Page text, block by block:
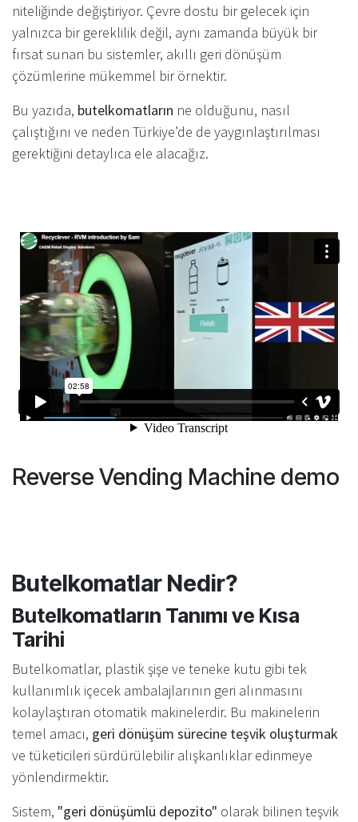
niteliğinde değiştiriyor. Çevre dostu bir gelecek için
yalnızca bir gereklilik değil, aynı zamanda büyük bir
fırsat sunan bu sistemler, akıllı geri dönüşüm
çözümlerine mükemmel bir örnektir.
Bu yazıda, butelkomatların ne olduğunu, nasıl
çalıştığını ve neden Türkiye’de de yaygınlaştırılması
gerektiğini detaylıca ele alacağız.
Reverse Vending Machine demo
Butelkomatlar Nedir?
Butelkomatların Tanımı ve Kısa
Tarihi
Butelkomatlar, plastik şişe ve teneke kutu gibi tek
kullanımlık içecek ambalajlarının geri alınmasını
kolaylaştıran otomatik makinelerdir. Bu makinelerin
temel amacı, geri dönüşüm sürecine teşvik oluşturmak
ve tüketicileri sürdürülebilir alışkanlıklar edinmeye
yönlendirmektir.
Sistem, "geri dönüşümlü depozito" olarak bilinen teşvik